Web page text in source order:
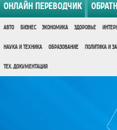
ОНЛАЙН ПЕРЕВОДЧИК
АВТО БИЗНЕС ЭКОНОМИКА ЗДОРОВЬЕ
НАУКА И ТЕХНИКА ОБРАЗОВАНИЕ ПОЛИТИКА И
ТЕХ. ДОКУМЕНТАЦИЯ